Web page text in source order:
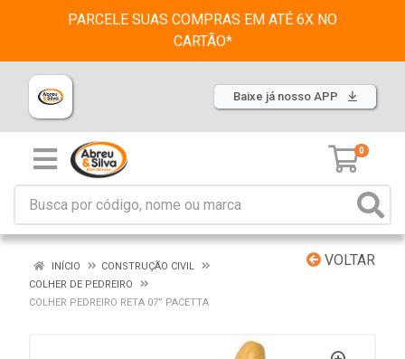
PARCELE SUAS COMPRAS EM ATÉ 6X NO
CARTÃO*
Baixe já nosso APP
0
VOLTAR
INÍCIO
CONSTRUÇÃO CIVIL
COLHER DE PEDREIRO
COLHER PEDREIRO RETA 07” PACETTA